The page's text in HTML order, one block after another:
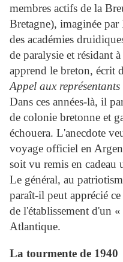
membres actifs de la
Bretagne), imaginée
des académies
de paralysie et résidant
apprend le breton, écrit
Appel aux
Dans ces années-là, il
de colonie bretonne et
échouera. L'anecdote
voyage officiel en
soit vu remis en cadeau
Le général, au
paraît-il peut apprécié
de l'établissement d'un
Atlantique.
La tourmente de 1940